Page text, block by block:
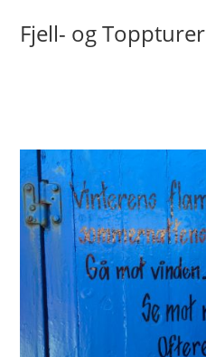
Fjell- og Toppturer